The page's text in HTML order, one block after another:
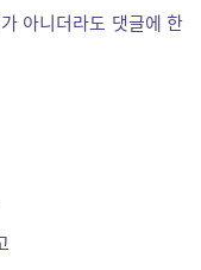
아니더라도 댓글에 한